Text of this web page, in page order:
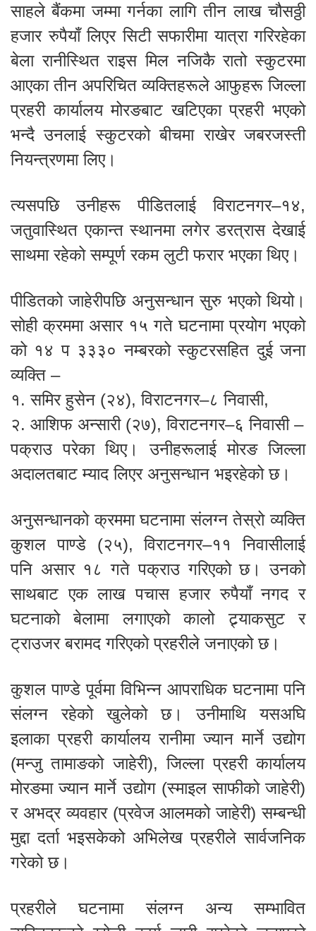
साहले बैंकमा जम्मा गर्नका लागि तीन लाख चौसठ्ठी
हजार रुपैयाँ लिएर सिटी सफारीमा यात्रा गरिरहेका
बेला रानीस्थित राइस मिल नजिकै रातो स्कुटरमा
आएका तीन अपरिचित व्यक्तिहरूले आफुहरू जिल्ला
प्रहरी कार्यालय मोरङबाट खटिएका प्रहरी भएको
भन्दै उनलाई स्कुटरको बीचमा राखेर जबरजस्ती
नियन्त्रणमा लिए।
त्यसपछि उनीहरू पीडितलाई विराटनगर–१४,
जतुवास्थित एकान्त स्थानमा लगेर डरत्रास देखाई
साथमा रहेको सम्पूर्ण रकम लुटी फरार भएका थिए।
पीडितको जाहेरीपछि अनुसन्धान सुरु भएको थियो।
सोही क्रममा असार १५ गते घटनामा प्रयोग भएको
को १४ प ३३३० नम्बरको स्कुटरसहित दुई जना
व्यक्ति –
१. समिर हुसेन (२४), विराटनगर–८ निवासी,
२. आशिफ अन्सारी (२७), विराटनगर–६ निवासी –
पक्राउ परेका थिए। उनीहरूलाई मोरङ जिल्ला
अदालतबाट म्याद लिएर अनुसन्धान भइरहेको छ।
अनुसन्धानको क्रममा घटनामा संलग्न तेस्रो व्यक्ति
कुशल पाण्डे (२५), विराटनगर–११ निवासीलाई
पनि असार १८ गते पक्राउ गरिएको छ। उनको
साथबाट एक लाख पचास हजार रुपैयाँ नगद र
घटनाको बेलामा लगाएको कालो ट्र्याकसुट र
ट्राउजर बरामद गरिएको प्रहरीले जनाएको छ।
कुशल पाण्डे पूर्वमा विभिन्न आपराधिक घटनामा पनि
संलग्न रहेको खुलेको छ। उनीमाथि यसअघि
इलाका प्रहरी कार्यालय रानीमा ज्यान मार्ने उद्योग
(मन्जु तामाङको जाहेरी), जिल्ला प्रहरी कार्यालय
मोरङमा ज्यान मार्ने उद्योग (स्माइल साफीको जाहेरी)
र अभद्र व्यवहार (प्रवेज आलमको जाहेरी) सम्बन्धी
मुद्दा दर्ता भइसकेको अभिलेख प्रहरीले सार्वजनिक
गरेको छ।
प्रहरीले घटनामा संलग्न अन्य सम्भावित